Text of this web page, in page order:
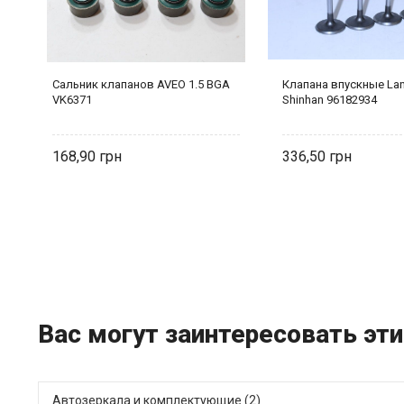
Сальник клапанов AVEO 1.5 BGA
VK6371
168,90
Клапана впускные
Shinhan 96182934
336,50
Вас могут заинтересовать
Автозеркала и комплектующие (2)